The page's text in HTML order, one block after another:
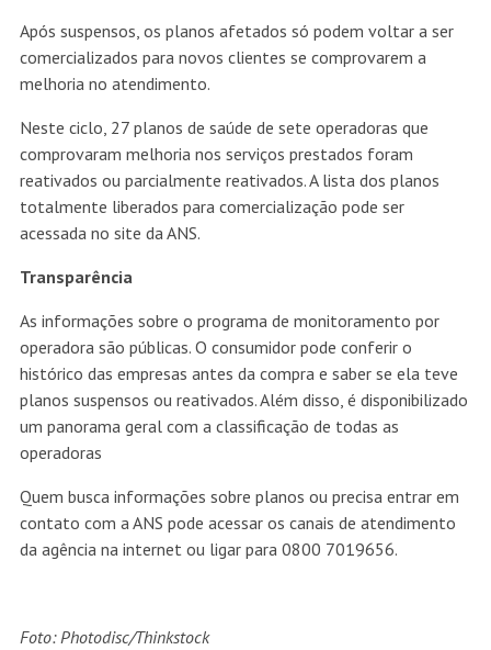
Após suspensos, os planos afetados só podem voltar a ser
comercializados para novos clientes se comprovarem a
melhoria no atendimento.
Neste ciclo, 27 planos de saúde de sete operadoras que
comprovaram melhoria nos serviços prestados foram
reativados ou parcialmente reativados. A lista dos planos
totalmente liberados para comercialização pode ser
acessada no site da ANS.
Transparência
As informações sobre o programa de monitoramento por
operadora são públicas. O consumidor pode conferir o
histórico das empresas antes da compra e saber se ela teve
planos suspensos ou reativados. Além disso, é disponibilizado
um panorama geral com a classificação de todas as
operadoras
Quem busca informações sobre planos ou precisa entrar em
contato com a ANS pode acessar os canais de atendimento
da agência na internet ou ligar para 0800 7019656.
Foto: Photodisc/Thinkstock